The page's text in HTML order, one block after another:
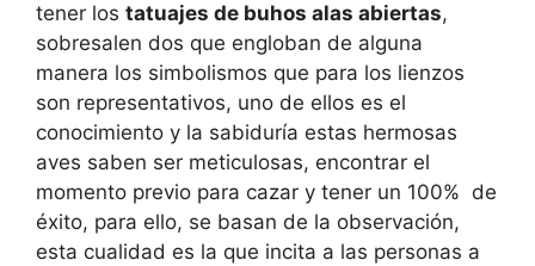
tener los tatuajes de buhos alas abiertas,
sobresalen dos que engloban de alguna
manera los simbolismos que para los lienzos
son representativos, uno de ellos es el
conocimiento y la sabiduría estas hermosas
aves saben ser meticulosas, encontrar el
momento previo para cazar y tener un 100% de
éxito, para ello, se basan de la observación,
esta cualidad es la que incita a las personas a